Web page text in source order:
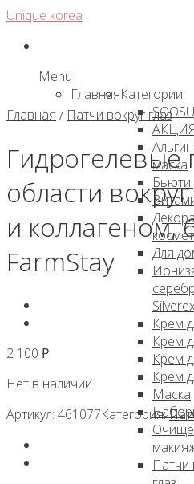
Skip
content
Unique korea
Menu
ГлавнаяКатегории
маска
Бьюти
Для
Крем
Крем
Крем
Крем
Маска
Патчи
Главная / Патчи вокруг глаз
Гидрогелевые
области
и коллагеном,
FarmStay
2 100 ₽
Нет в наличии
Артикул: 461077Категория: